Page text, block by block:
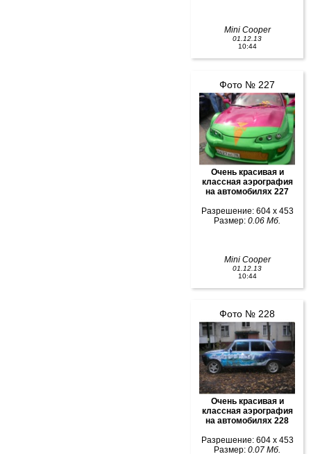
Mini Cooper
01.12.13
10:44
Фото № 227
Очень красивая и
классная аэрография
на автомобилях 227
Разрешение: 604 x 453
Размер: 0.06 Мб.
Mini Cooper
01.12.13
10:44
Фото № 228
Очень красивая и
классная аэрография
на автомобилях 228
Разрешение: 604 x 453
Размер: 0.07 Мб.